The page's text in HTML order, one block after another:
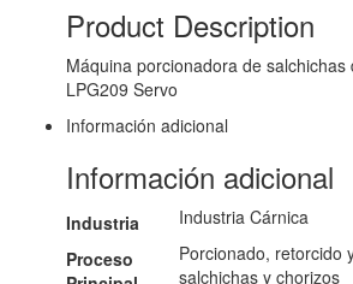
Product Description
Máquina porcionadora de
LPG209 Servo
Información adicional
Información adicional
Industria
Industria Cárnica
Proceso
Porcionado, retorcido
salchichas y chorizos